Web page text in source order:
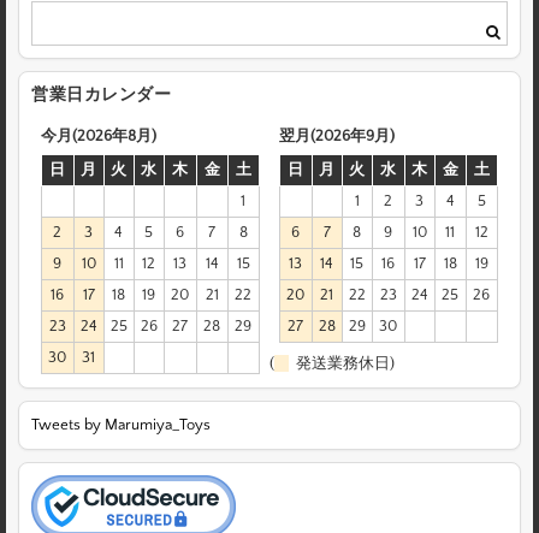
営業日カレンダー
今月(2026年8月)
日
月 火 水 木 金
土
1
2
3 4 5 6 7
8
9
10 11 12 13 14
15
16
17 18 19 20 21
22
23
24 25 26 27 28
29
30
31
翌月(2026年9月)
日
月 火 水 木 金
土
1
2 3 4
5
6
7 8 9 10 11
12
13
14 15 16 17 18
19
20
21 22 23 24 25
26
27
28 29 30
( 発送業務休日)
Tweets by Marumiya_Toys